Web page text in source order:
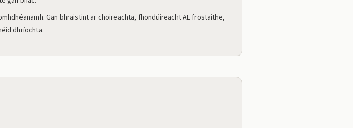
Gan bhraistint ar choireachta, fhondúireacht AE frostaithe,
dhríochta.